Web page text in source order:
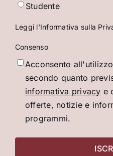
Studente
Leggi l'Informativa sulla
Consenso
Acconsento
secondo quanto
informativa privacy e
offerte, notizie e
programmi.